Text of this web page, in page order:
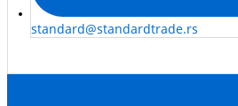
standard@standardtrade.rs